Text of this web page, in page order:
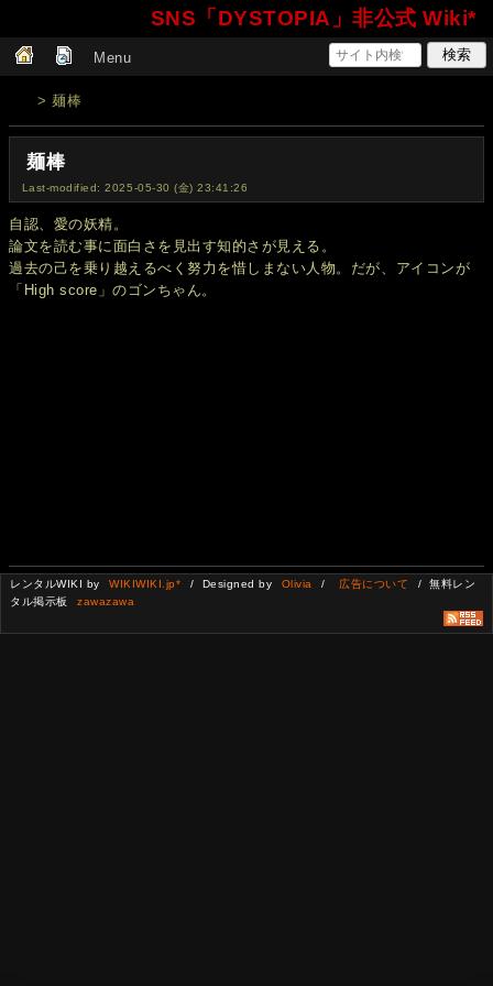
SNS「DYSTOPIA」非公式 Wiki*
Menu
> 麺棒
麺棒
Last-modified: 2025-05-30 (金) 23:41:26
自認、愛の妖精。
論文を読む事に面白さを見出す知的さが見える。
過去の己を乗り越えるべく努力を惜しまない人物。だが、アイコンが
「High score」のゴンちゃん。
レンタルWIKI by WIKIWIKI.jp* / Designed by Olivia / 広告について
/ 無料レン
タル掲示板
zawazawa